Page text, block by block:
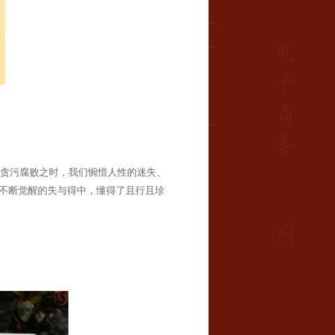
污腐败之时，我们惋惜人性的迷失、
断觉醒的失与得中，懂得了且行且珍